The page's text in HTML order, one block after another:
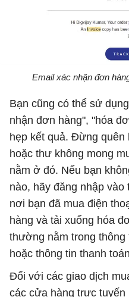
Email xác nhận đơn
Bạn cũng có thể sử
nhận đơn hàng", "hóa
hẹp kết quả. Đừng
hoặc thư không mong
nằm ở đó. Nếu bạn
nào, hãy đăng nhập
nơi bạn đã mua điện
hàng và tải xuống hóa
thường nằm trong thông
hoặc thông tin thanh
Đối với các giao dịch
các cửa hàng trực tuyến